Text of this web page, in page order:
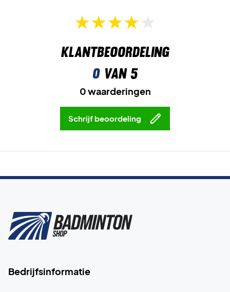
Klantbeoordeling
0van 5
0 waarderingen
Schrijf beoordeling
Bedrijfsinformatie